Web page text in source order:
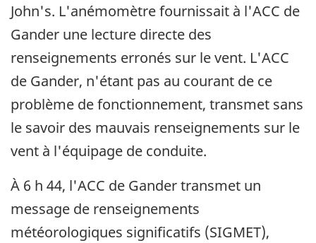
John's. L'anémomètre fournissait à l'ACC de
Gander une lecture directe des
renseignements erronés sur le vent. L'ACC
de Gander, n'étant pas au courant de ce
problème de fonctionnement, transmet sans
le savoir des mauvais renseignements sur le
vent à l'équipage de conduite.
À 6 h 44, l'ACC de Gander transmet un
message de renseignements
météorologiques significatifs (SIGMET),